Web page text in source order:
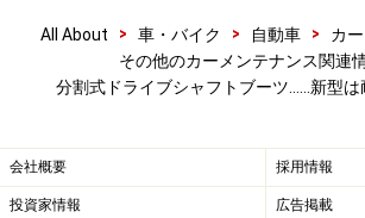
万km走行の保証をつけていることから
高さを窺い知ることができます。
PITWORKは日産系の補修用品ブランド
汎用性の高い部品については、他社用
All About > 車・バイク > 自動車 > カ
その他のカーメンテナンス関連
分割式ドライブシャフトブーツ……新型は
会社概要 採用情報
投資家情報 広告掲載